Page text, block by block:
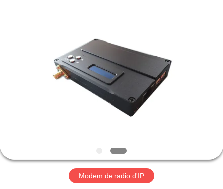
À
PROPOS
Modem de radio d'IP